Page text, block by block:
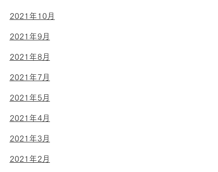
2021年10月
2021年9月
2021年8月
2021年7月
2021年5月
2021年4月
2021年3月
2021年2月